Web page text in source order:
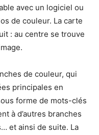
avec un logiciel ou
de couleur. La carte
: au centre se trouve
de couleur, qui
principales en
forme de mots-clés
à d’autres branches
et ainsi de suite. La